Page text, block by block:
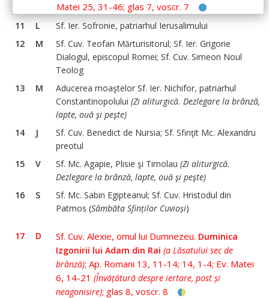
Matei 25, 31-46; glas 7, voscr. 7
11 L
Sf. Ier. Sofronie, patriarhul Ierusalimului
12
M
Sf. Cuv. Teofan Mărturisitorul; Sf. Ier. Grigorie
Dialogul, episcopul Romei; Sf. Cuv. Simeon Noul
Teolog
13
M
Aducerea moaştelor Sf. Ier. Nichifor, patriarhul
Constantinopolului (Zi aliturgică. Dezlegare la brânză,
lapte, ouă şi peşte)
14
J
Sf. Cuv. Benedict de Nursia; Sf. Sfinţit Mc. Alexandru
preotul
15
V Sf. Mc. Agapie, Plisie şi Timolau (Zi aliturgică.
Dezlegare la brânză, lapte, ouă şi peşte)
16
S
Sf. Mc. Sabin Egipteanul; Sf. Cuv. Hristodul din
Patmos (Sâmbăta Sfinților Cuvioși)
17 D Sf. Cuv. Alexie, omul lui Dumnezeu. Duminica
Izgonirii lui Adam din Rai (a Lăsatului sec de
brânză); Ap. Romani 13, 11-14; 14, 1-4; Ev. Matei
6, 14-21 (Învățătură despre iertare, post și
neagonisire); glas 8, voscr. 8